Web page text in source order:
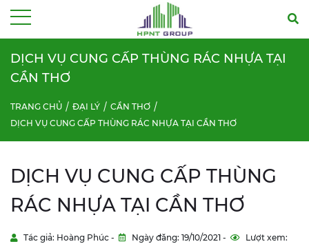
DỊCH VỤ CUNG CẤP THÙNG RÁC NHỰA TẠI
CẦN THƠ
TRANG CHỦ ĐẠI LÝ
CẦN THƠ
DỊCH VỤ CUNG CẤP THÙNG RÁC NHỰA TẠI CẦN THƠ
DỊCH VỤ CUNG CẤP THÙNG
RÁC NHỰA TẠI CẦN THƠ
Tác giả: Hoàng Phúc - Ngày đăng: 19/10/2021 -
Lượt xem: